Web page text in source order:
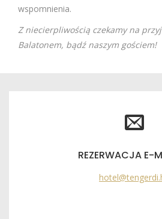
wspomnienia.
Z niecierpliwością czekamy na
Balatonem, bądź naszym gościem!
REZERWACJA E-